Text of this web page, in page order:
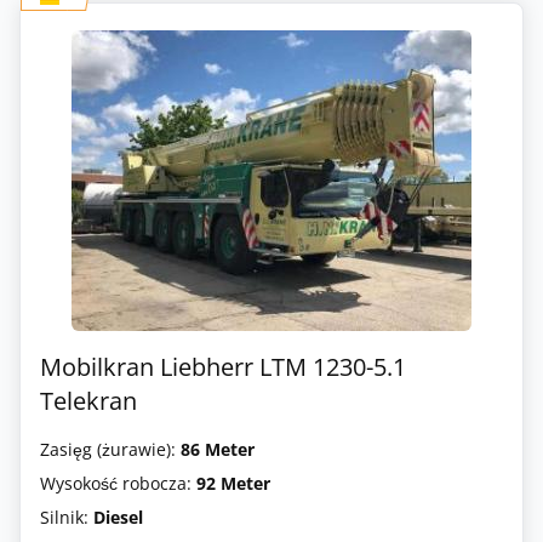
Mobilkran Liebherr LTM 1230-5.1
Telekran
Zasięg (żurawie): 86 Meter
Wysokość robocza: 92 Meter
Silnik: Diesel